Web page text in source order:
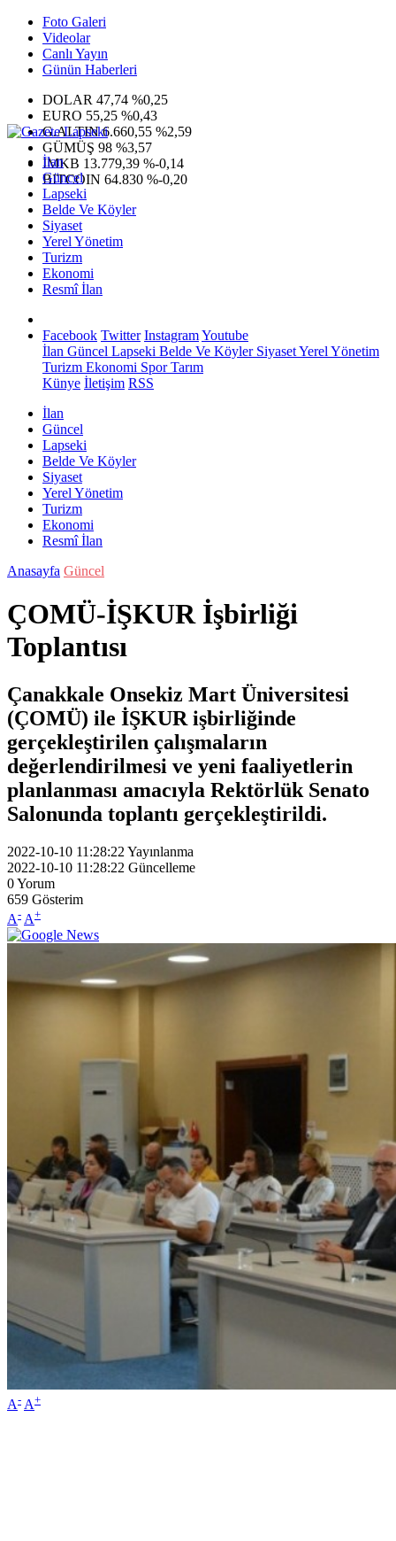
Foto Galeri
Videolar
Canlı Yayın
Günün Haberleri
DOLAR 47,74 %0,25
EURO 55,25 %0,43
G.ALTIN6.660,55 %2,59
GÜMÜŞ 98 %3,57
IMKB 13.779,39 %-0,14
BITCOIN 64.830 %-0,20
İlan
Güncel
Lapseki
Belde Ve Köyler
Siyaset
Yerel Yönetim
Turizm
Ekonomi
Resmî İlan
Facebook Twitter InstagramYoutube
İlan Güncel Lapseki Belde Ve KöylerSiyasetYerel Yönetim
Turizm Ekonomi SporTarım
Künye İletişim RSS
İlan
Güncel
Lapseki
Belde Ve Köyler
Siyaset
Yerel Yönetim
Turizm
Ekonomi
Resmî İlan
Anasayfa Güncel
ÇOMÜ-İŞKUR İşbirliği
Toplantısı
Çanakkale Onsekiz Mart Üniversitesi
(ÇOMÜ) ile İŞKUR işbirliğinde
gerçekleştirilen çalışmaların
değerlendirilmesi ve yeni faaliyetlerin
planlanması amacıyla Rektörlük Senato
Salonunda toplantı gerçekleştirildi.
2022-10-10 11:28:22 Yayınlanma
2022-10-10 11:28:22 Güncelleme
0Yorum
659 Gösterim
A- A+
A- A+